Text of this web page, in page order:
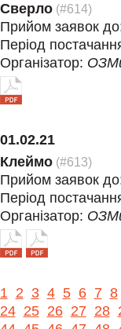
Сверло(#614)
Прийом заявок
Період
Організатор:
01.02.21
Клеймо(#613)
Прийом заявок
Період
Організатор:
1 2 3 4 5 6 7 8
24 25 26 27 28